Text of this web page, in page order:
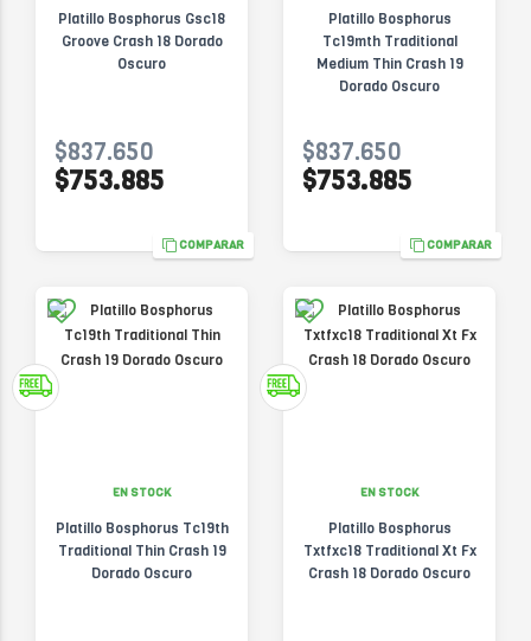
Platillo Bosphorus Gsc18
Groove Crash 18 Dorado
Oscuro
$837.650
$753.885
COMPARAR
Platillo Bosphorus
Tc19mth Traditional
Medium Thin Crash 19
Dorado Oscuro
$837.650
$753.885
COMPARAR
EN STOCK
Platillo Bosphorus Tc19th
Traditional Thin Crash 19
Dorado Oscuro
EN STOCK
Platillo Bosphorus
Txtfxc18 Traditional Xt Fx
Crash 18 Dorado Oscuro